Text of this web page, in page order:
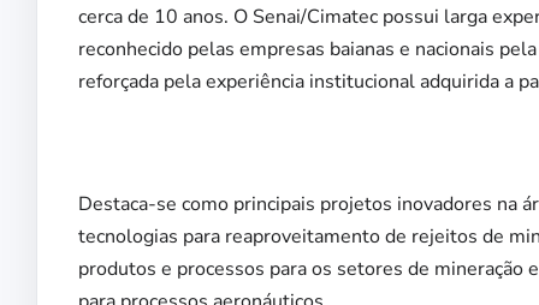
cerca de 10 anos. O Senai/Cimatec possui larga
reconhecido pelas empresas baianas e nacionais
reforçada pela experiência institucional adquirida a
Destaca-se como principais projetos inovadores na
tecnologias para reaproveitamento de rejeitos de
produtos e processos para os setores de mineração